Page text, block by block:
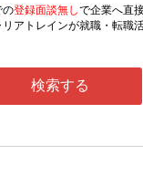
の登録面談無しで企業へ直
アトレインが就職・転職